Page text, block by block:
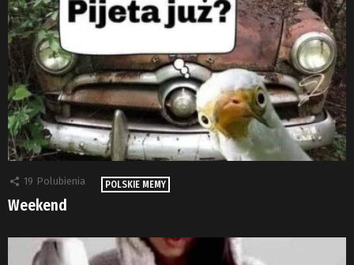
19 Polubienia POLSKIE MEMY
Weekend